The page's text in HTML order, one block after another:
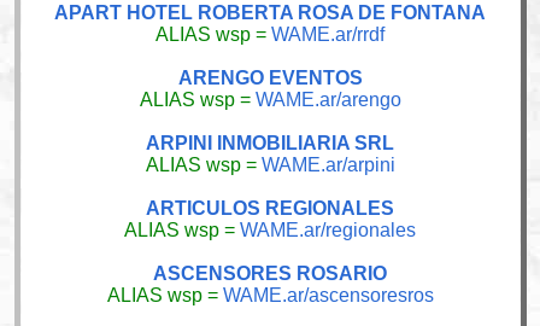
APART HOTEL ROBERTA ROSA DE FONTANA
ALIAS wsp = WAME.ar/rrdf
ARENGO EVENTOS
ALIAS wsp = WAME.ar/arengo
ARPINI INMOBILIARIA SRL
ALIAS wsp = WAME.ar/arpini
ARTICULOS REGIONALES
ALIAS wsp = WAME.ar/regionales
ASCENSORES ROSARIO
ALIAS wsp = WAME.ar/ascensoresros